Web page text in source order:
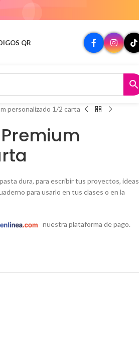
QR
personalizado 1/2 carta
dura, para escribir tus proyectos, ideas
para usarlo en tus clases o en la
nuestra plataforma de pago.